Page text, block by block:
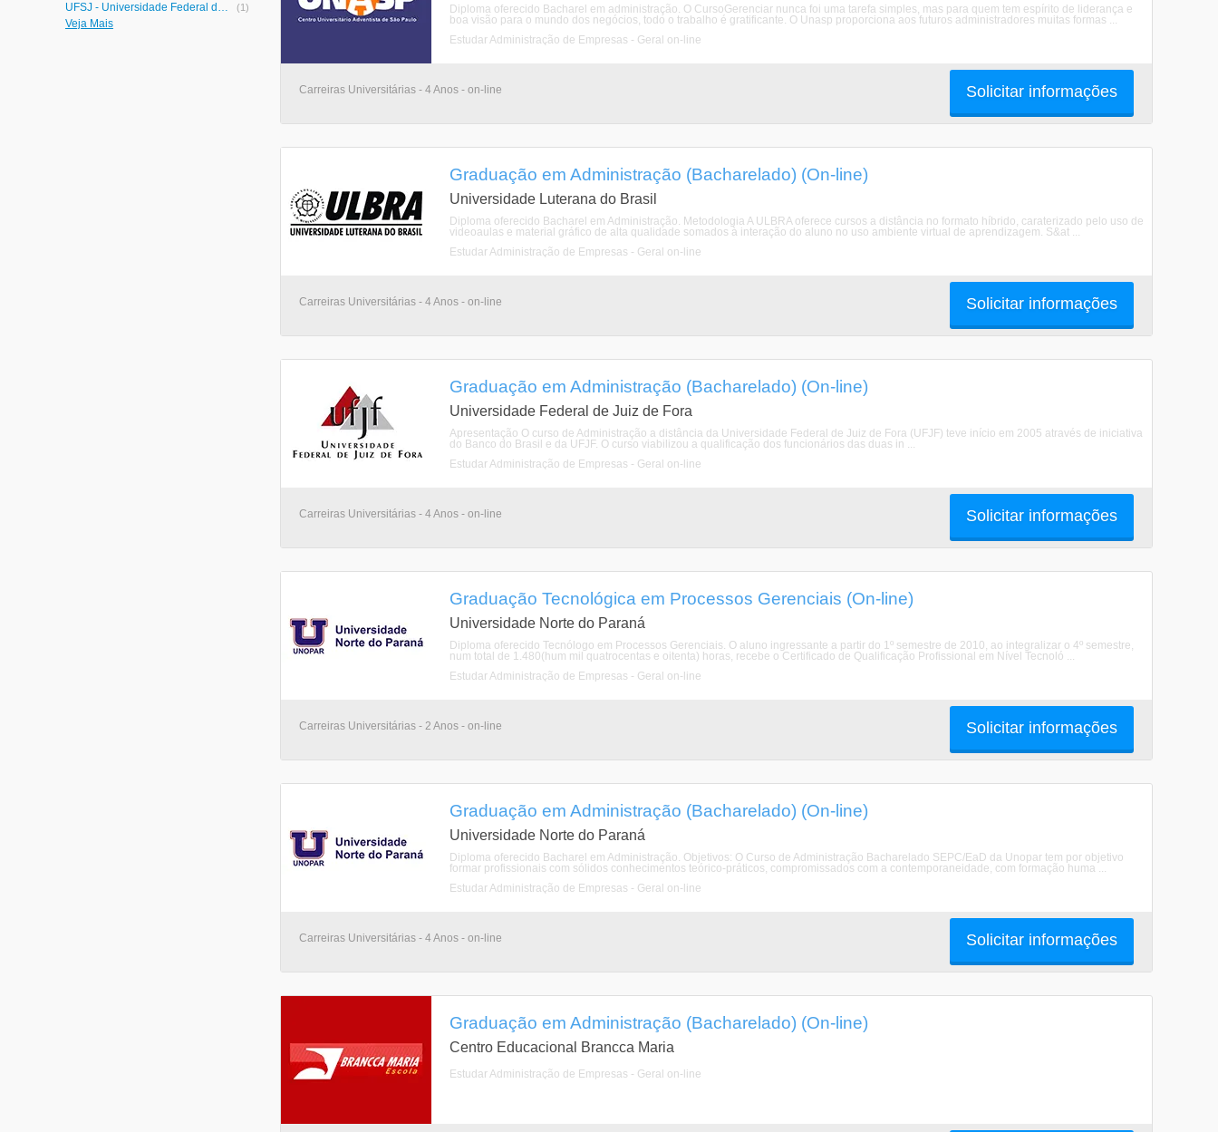
UFSJ - Universidade Federal de São João del-Rei (1)
Universidade Anhembi Morumbi
Veja Mais
Diploma oferecido Bacharel em administração. O CursoGerenciar nunca foi uma tarefa simples, mas para quem tem espírito de liderança e
boa visão para o mundo dos negócios, todo o trabalho é gratificante. O Unasp proporciona aos futuros administradores muitas formas ...
Estudar Administração de Empresas - Geral on-line
Carreiras Universitárias - 4 Anos - on-line Solicitar informações
Graduação em Administração (Bacharelado) (On-line)
Universidade Luterana do Brasil
Diploma oferecido Bacharel em Administração. Metodologia A ULBRA oferece cursos a distância no formato híbrido, caraterizado pelo uso de
videoaulas e material gráfico de alta qualidade somados à interação do aluno no uso ambiente virtual de aprendizagem. S&at ...
Estudar Administração de Empresas - Geral on-line
Carreiras Universitárias - 4 Anos - on-line Solicitar informações
Graduação em Administração (Bacharelado) (On-line)
Universidade Federal de Juiz de Fora
Apresentação O curso de Administração a distância da Universidade Federal de Juiz de Fora (UFJF) teve início em 2005 através de iniciativa
do Banco do Brasil e da UFJF. O curso viabilizou a qualificação dos funcionários das duas in ...
Estudar Administração de Empresas - Geral on-line
Carreiras Universitárias - 4 Anos - on-line Solicitar informações
Graduação Tecnológica em Processos Gerenciais (On-line)
Universidade Norte do Paraná
Diploma oferecido Tecnólogo em Processos Gerenciais. O aluno ingressante a partir do 1º semestre de 2010, ao integralizar o 4º semestre,
num total de 1.480(hum mil quatrocentas e oitenta) horas, recebe o Certificado de Qualificação Profissional em Nível Tecnoló ...
Estudar Administração de Empresas - Geral on-line
Carreiras Universitárias - 2 Anos - on-line Solicitar informações
Graduação em Administração (Bacharelado) (On-line)
Universidade Norte do Paraná
Diploma oferecido Bacharel em Administração. Objetivos: O Curso de Administração Bacharelado SEPC/EaD da Unopar tem por objetivo
formar profissionais com sólidos conhecimentos teórico-práticos, compromissados com a contemporaneidade, com formação huma ...
Estudar Administração de Empresas - Geral on-line
Carreiras Universitárias - 4 Anos - on-line Solicitar informações
Graduação em Administração (Bacharelado) (On-line)
Centro Educacional Brancca Maria
Estudar Administração de Empresas - Geral on-line